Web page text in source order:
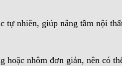
tự nhiên, giúp nâng tầm nội
nhôm đơn giản, nên có